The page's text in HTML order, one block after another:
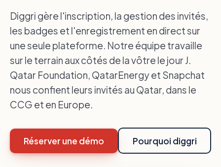
Diggri gère l'inscription, la gestion des invités,
les badges et l'enregistrement en direct sur
une seule plateforme. Notre équipe travaille
sur le terrain aux côtés de la vôtre le jour J.
Qatar Foundation, QatarEnergy et Snapchat
nous confient leurs invités au Qatar, dans le
CCG et en Europe.
Réserver une démo Pourquoi diggri